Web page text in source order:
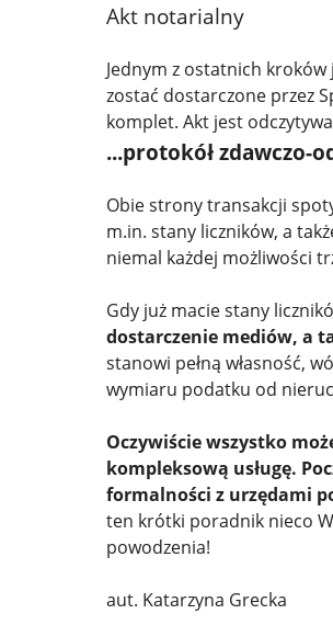
Akt notarialny
Jednym z ostatnich
zostać dostarczone przez
komplet. Akt jest
...protokół zdawczo-
Obie strony transakcji
m.in. stany liczników, a
niemal każdej możliwości
Gdy już macie stany
dostarczenie mediów, a
stanowi pełną własność,
wymiaru podatku od
Oczywiście wszystko
kompleksową usługę.
formalności z urzędami
ten krótki poradnik nieco
powodzenia!
aut. Katarzyna Grecka